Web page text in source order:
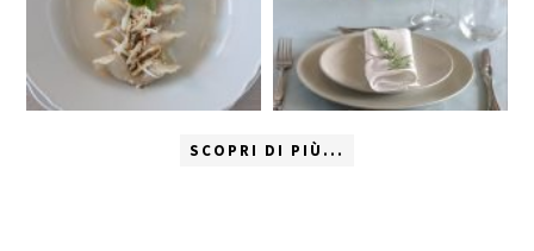
SCOPRI DI PIÙ...